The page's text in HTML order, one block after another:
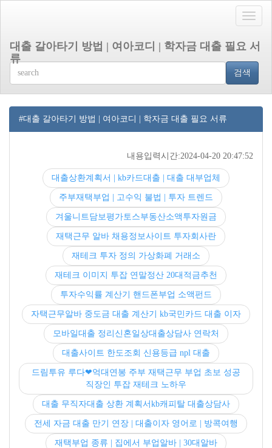
Toggle
대출 갈아타기 방법 | 여아코디 | 학자금 대출 필요 서
류
검색
#대출 갈아타기 방법 | 여아코디 | 학자금 대출 필요 서류
내용입력시간:2024-04-20 20:47:52
대출상환계획서 | kb카드대출 | 대출 대부업체
주부재택부업 | 고수익 불법 | 투자 트렌드
겨울니트담보평가토스부동산소액투자원금
재택근무 알바 채용정보사이트 투자회사란
재테크 투자 정의 가상화폐 거래소
재테크 이미지 투잡 연말정산 20대적금추천
투자수익률 계산기 핸드폰부업 소액펀드
자택근무알바 중도금 대출 계산기 kb국민카드 대출 이자
모바일대출 정리신혼일상대출상담사 연락처
대출사이트 한도조회 신용등급 npl 대출
드림투유 루다❤억대연봉 주부 재택근무 부업 초보 성공
직장인 투잡 재테크 노하우
대출 무직자대출 상환 계획서kb캐피탈 대출상담사
전세 자금 대출 만기 연장 | 대출이자 영어로 | 방콕여행
재택부업 종류 | 집에서 부업알바 | 30대알바